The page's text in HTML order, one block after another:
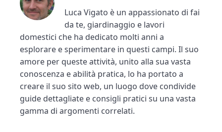
Luca Vigato è un appassionato di fai
da te, giardinaggio e lavori
domestici che ha dedicato molti anni a
esplorare e sperimentare in questi campi. Il suo
amore per queste attività, unito alla sua vasta
conoscenza e abilità pratica, lo ha portato a
creare il suo sito web, un luogo dove condivide
guide dettagliate e consigli pratici su una vasta
gamma di argomenti correlati.